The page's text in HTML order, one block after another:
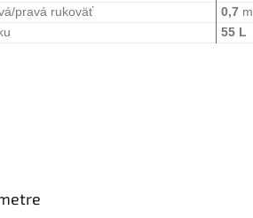
pravá rukoväť
0,7
55 L